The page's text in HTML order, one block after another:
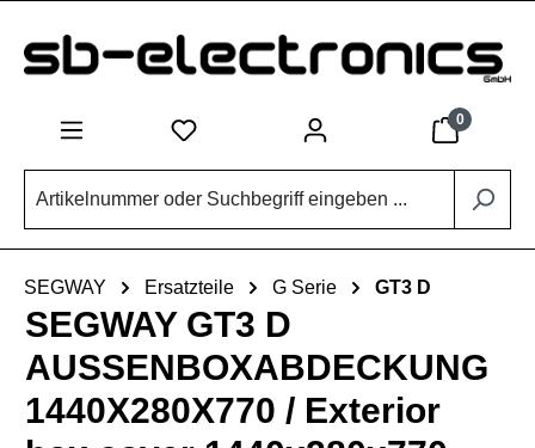
0
SEGWAY Ersatzteile G Serie GT3 D
SEGWAY GT3 D
AUSSENBOXABDECKUNG
1440X280X770 / Exterior